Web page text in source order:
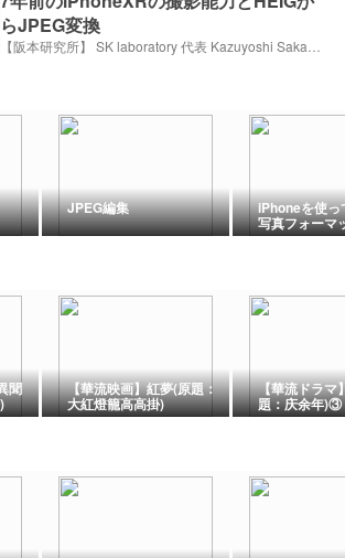
らJPEG変換
JPEG編集 iPhoneを使っ
写真フォーマ
を確認しまし
聞 【華流映画】紅夢(原題：
大紅燈籠高高掛)
【華流ドラマ
題：庆余年)③